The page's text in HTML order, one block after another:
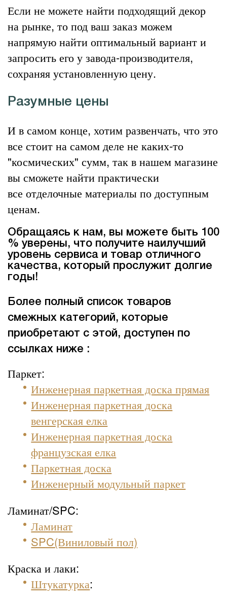
Если не можете найти подходящий декор
на рынке, то под ваш заказ можем
напрямую найти оптимальный вариант и
запросить его у завода-производителя,
сохраняя установленную цену.
Разумные цены
И в самом конце, хотим развенчать, что это
все стоит на самом деле не каких-то
"космических" сумм, так в нашем магазине
вы сможете найти практически
все отделочные материалыпо доступным
ценам.
Обращаясь к нам, вы можете быть 100
% уверены, что получите наилучший
уровень сервиса и товар отличного
качества, который прослужит долгие
годы!
Более полный список товаров
смежных категорий, которые
приобретают с этой, доступен по
ссылках ниже :
Паркет:
Инженерная паркетная доска прямая
Инженерная паркетная доска
венгерская елка
Инженерная паркетная доска
французская елка
Паркетная доска
Инженерный модульный паркет
Ламинат/SPC:
Ламинат
SPC(Виниловый пол)
Краска и лаки:
Штукатурка: